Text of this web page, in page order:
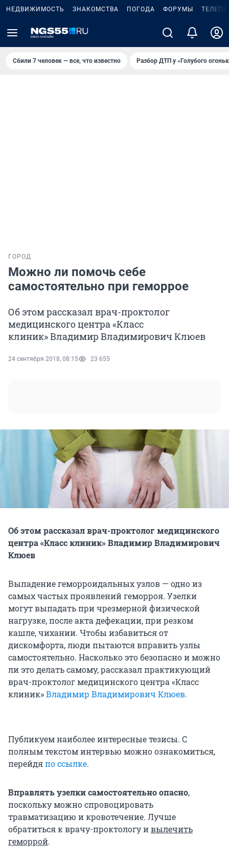
НЕДВИЖИМОСТЬ ЗНАКОМСТВА ПОГОДА ФОРУМЫ
Сбили 7 человек — все, что известно Разбор ДТП у «Голубого
ГОРОД
Можно ли помочь себе
самостоятельно при геморрое
Об этом рассказал врач-проктолог
медицинского центра «Класс
клиник» Владимир Владимирович Клюев
24 сентября 2018, 08:15 23 655
Об этом рассказал врач-проктолог медицинского
центра «Класс клиник» Владимир Владимирович
Клюев
Выпадение геморроидальных узлов — одно из
самых частых проявлений геморроя. Узелки
могут выпадать при чрезмерной физической
нагрузке, после акта дефекации, при резком
кашле, чихании. Чтобы избавиться от
дискомфорта, люди пытаются вправить узлы
самостоятельно. Насколько это безопасно и можно
ли это делать самому, рассказал практикующий
врач-проктолог медицинского центра «Класс
клиник»Владимир Владимирович Клюев.
Публикуем наиболее интересные тезисы. С
полным текстом интервью можно ознакомиться,
перейдяпо ссылке.
Вправлять узелки самостоятельно опасно,
поскольку можно спровоцировать
травматизацию и кровотечение. Лучше
обратиться к врачу-проктологу ивылечить
геморрой.